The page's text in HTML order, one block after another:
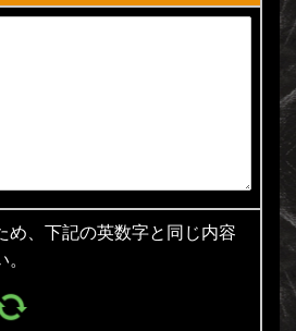
め、下記の英数字と同じ内容